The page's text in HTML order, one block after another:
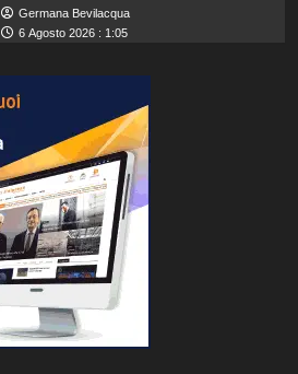
Germana Bevilacqua
6 Agosto 2026 : 1:05